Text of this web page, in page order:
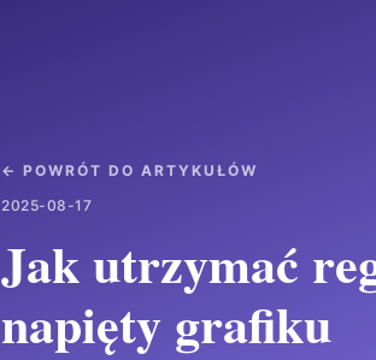
← POWRÓT DO ARTYKUŁÓW
2025-08-17
Jak utrzymać
napięty grafiku